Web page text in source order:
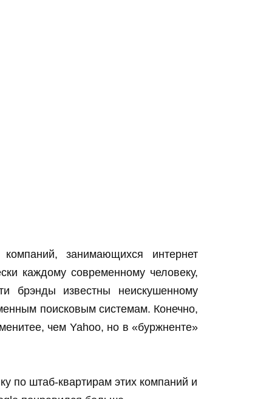
занимающихся интернет
каждому современному человеку,
брэнды известны неискушенному
поисковым системам. Конечно,
чем Yahoo, но в «буржненте»
по штаб-квартирам этих компаний и